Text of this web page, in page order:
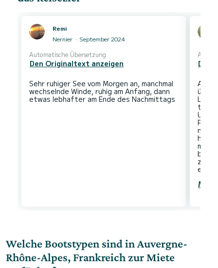
Remi
Nernier
September 2024
Automatische Übersetzung
Den Originaltext anzeigen
Sehr ruhiger See vom Morgen an, manchmal
wechselnde Winde, ruhig am Anfang, dann
Den
Als
über
zu
Welche Bootstypen sind in Auvergne-
Rhône-Alpes, Frankreich zur Miete